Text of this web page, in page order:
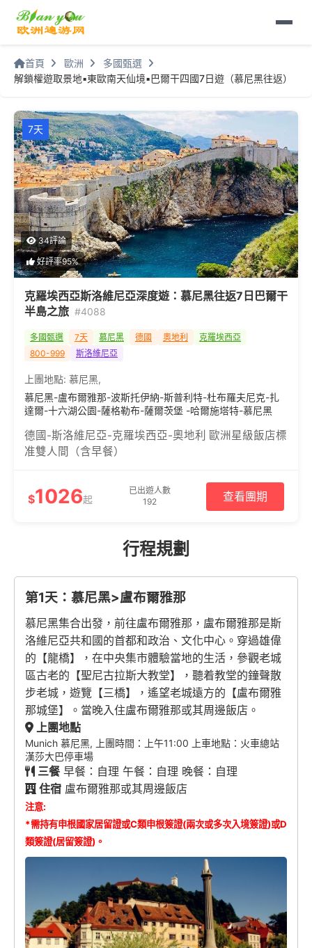
首頁 歐洲
多國甄選
解鎖權遊取景地▪東歐南天仙境▪巴爾干四國7日遊（慕尼黑往返）
7天
34評論
好評率95%
克羅埃西亞斯洛維尼亞深度遊：慕尼黑往返7日巴爾干
半島之旅 #4088
多國甄選 7天 慕尼黑 德國 奧地利
克羅埃西亞
800-999
斯洛維尼亞
上團地點: 慕尼黑,
慕尼黑-盧布爾雅那-波斯托伊納-斯普利特-杜布羅夫尼克-扎
達爾-十六湖公園-薩格勒布-薩爾茨堡 -哈爾施塔特-慕尼黑
德國-斯洛維尼亞-克羅埃西亞-奧地利 歐洲星級飯店標
准雙人間（含早餐）
$1026起
已出遊人數
192
查看團期
行程規劃
第1天：慕尼黑>盧布爾雅那
慕尼黑集合出發，前往盧布爾雅那，盧布爾雅那是斯
洛維尼亞共和國的首都和政治、文化中心。穿過雄偉
的【龍橋】，在中央集市體驗當地的生活，參觀老城
區古老的【聖尼古拉斯大教堂】，聽着教堂的鐘聲散
步老城，遊覽【三橋】，遙望老城遠方的【盧布爾雅
那城堡】。當晚入住盧布爾雅那或其周邊飯店。
上團地點
Munich 慕尼黑, 上團時間：上午11:00 上車地點：火車總站
漢莎大巴停車場
三餐早餐：自理 午餐：自理 晚餐：自理
住宿 盧布爾雅那或其周邊飯店
注意:
*需持有申根國家居留證或C類申根簽證(兩次或多次入境簽證)或D
類簽證(居留簽證)。